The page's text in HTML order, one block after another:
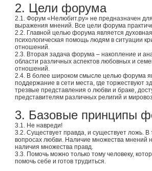
2. Цели форума
2.1. Форум «Нелюбит.ру» не предназначен
выражения мнений. Все цели форума
2.2. Главной целью форума является
психологическая помощь людям в ситуации
отношений.
2.3. Вторая задача форума – накопление и
области различных аспектов любовных и
отношений.
2.4. В более широком смысле целью форума
поддержание в сети места, где торжествуют
трезвые представления о любви и браке,
представителям различных религий и
3. Базовые принципы
3.1. Не навреди!
3.2. Существует правда, и существует ложь. В
вопросах любви. Наличие множества мнений
наличия множества правд.
3.3. Помочь можно только тому человеку,
помочь себе и готов трудиться.